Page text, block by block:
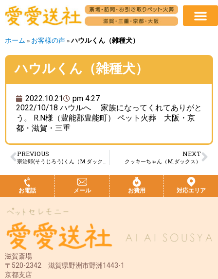
ホーム » お客様の声 »ハウルくん（雑種犬）
ハウルくん（雑種犬）
2022.10.21
pm 4:27
2022/10/18 ハウルへ 家族になってくれてありがと
う。 R.N様（豊能郡豊能町） ペット火葬 大阪・京
都・滋賀・三重
PREVIOUS
宗治郎(そうじろう)くん（M.ダックス）
NEXT
クッキーちゃん（M.ダックス）
お電話 メール お費用 対応エリア
滋賀斎場
〒520-2342 滋賀県野洲市野洲1443-1
京都支店